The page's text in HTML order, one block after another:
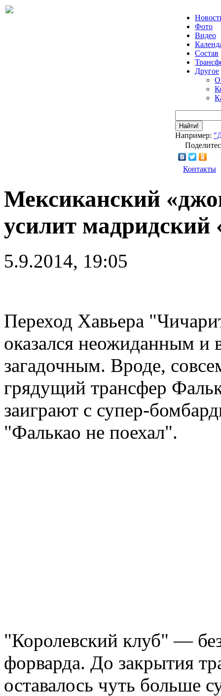
Фото
Видео
Состав
Другое
О
Найти!
Например:
Контакты
Мексиканский
усилит мадридский
5.9.2014, 19:05
Переход Хавьера
оказался неожиданным и
загадочным. Вроде,
грядущий трансфер
заиграют с супер-
"Фалькао не поехал".
"Королевский клуб" —
форварда. До закрытия
оставалось чуть больше